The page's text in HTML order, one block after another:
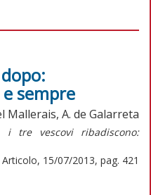
sempre
Mallerais, A. de Galarreta
i tre vescovi ribadiscono:
Articolo, 15/07/2013, pag. 421